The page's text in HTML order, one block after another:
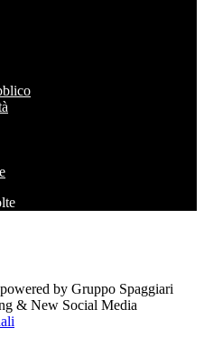
by Gruppo Spaggiari
& New Social Media